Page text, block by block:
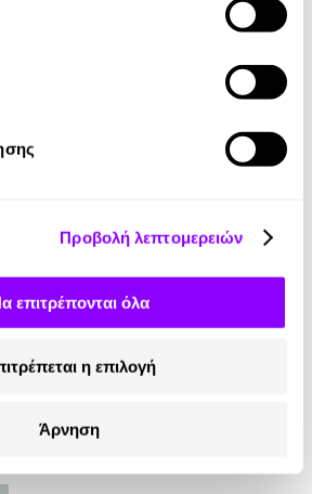
Προβολή λεπτομερειών
επιτρέπονται όλα
η επιλογή
Άρνηση